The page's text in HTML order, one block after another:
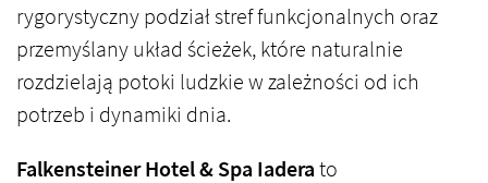
rygorystyczny podział stref funkcjonalnych oraz
przemyślany układ ścieżek, które naturalnie
rozdzielają potoki ludzkie w zależności od ich
potrzeb i dynamiki dnia.
Falkensteiner Hotel & Spa Iaderato